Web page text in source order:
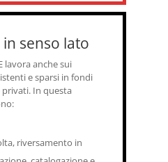
senso lato
lavora anche sui
e sparsi in fondi
In questa
riversamento in